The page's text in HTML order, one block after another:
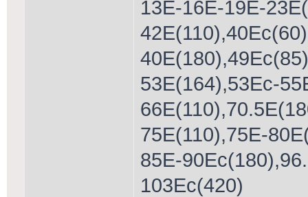
13Е-16Е-19Е-
42E(110),40Ес(60)
53E(164),53Ес-
75E(110),75Е-
85E-
103Ec(420)